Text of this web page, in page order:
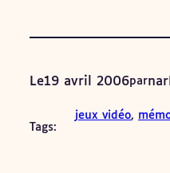
Le19 avril 2006par
Tags:
jeux vidéo,